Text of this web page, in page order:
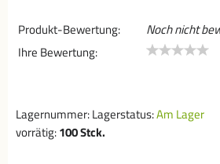
Produkt-Bewertung:
Noch nicht
Ihre Bewertung:
Lagernummer:Lagerstatus:Am Lager
vorrätig:100Stck.